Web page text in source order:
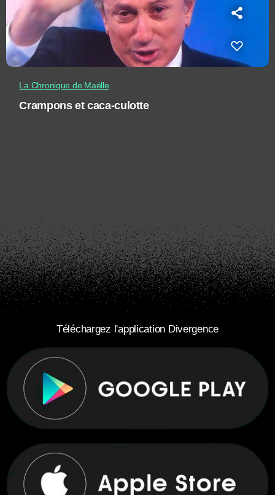
La Chronique de Maëlle
Crampons et caca-culotte
Téléchargez l'application Divergence